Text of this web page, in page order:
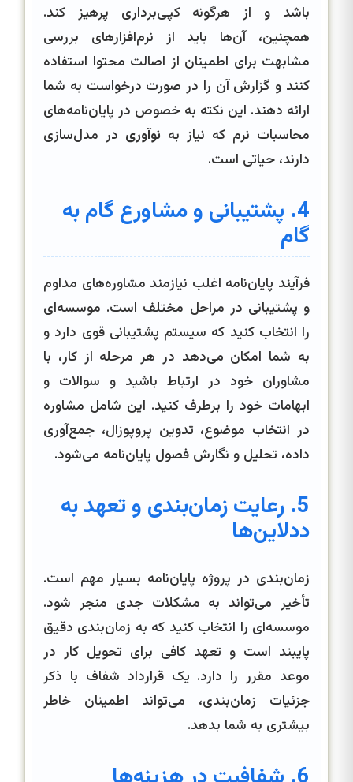
باشد و از هرگونه کپی‌برداری پرهیز کند.
همچنین، آن‌ها باید از نرم‌افزارهای بررسی
مشابهت برای اطمینان از اصالت محتوا استفاده
کنند و گزارش آن را در صورت درخواست به شما
ارائه دهند. این نکته به خصوص در پایان‌نامه‌های
محاسبات نرم که نیاز به نوآوری در مدل‌سازی
دارند، حیاتی است.
4. پشتیبانی و مشاورع گام به
گام
فرآیند پایان‌نامه اغلب نیازمند مشاوره‌های مداوم
و پشتیبانی در مراحل مختلف است. موسسه‌ای
را انتخاب کنید که سیستم پشتیبانی قوی دارد و
به شما امکان می‌دهد در هر مرحله از کار، با
مشاوران خود در ارتباط باشید و سوالات و
ابهامات خود را برطرف کنید. این شامل مشاوره
در انتخاب موضوع، تدوین پروپوزال، جمع‌آوری
داده، تحلیل و نگارش فصول پایان‌نامه می‌شود.
5. رعایت زمان‌بندی و تعهد به
ددلاین‌ها
زمان‌بندی در پروژه پایان‌نامه بسیار مهم است.
تأخیر می‌تواند به مشکلات جدی منجر شود.
موسسه‌ای را انتخاب کنید که به زمان‌بندی دقیق
پایبند است و تعهد کافی برای تحویل کار در
موعد مقرر را دارد. یک قرارداد شفاف با ذکر
جزئیات زمان‌بندی، می‌تواند اطمینان خاطر
بیشتری به شما بدهد.